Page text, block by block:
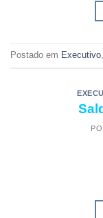
Postado em Executivo,